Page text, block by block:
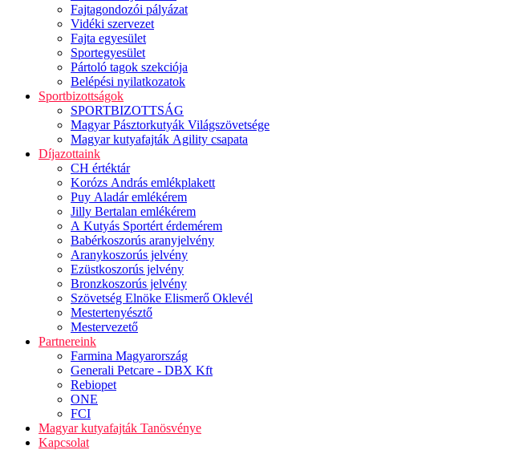
Fajtagondozói pályázat
Vidéki szervezet
Fajta egyesület
Sportegyesület
Pártoló tagok szekciója
Belépési nyilatkozatok
Sportbizottságok
SPORTBIZOTTSÁG
Magyar Pásztorkutyák Világszövetsége
Magyar kutyafajták Agility csapata
Díjazottaink
CH értéktár
Korózs András emlékplakett
Puy Aladár emlékérem
Jilly Bertalan emlékérem
A Kutyás Sportért érdemérem
Babérkoszorús aranyjelvény
Aranykoszorús jelvény
Ezüstkoszorús jelvény
Bronzkoszorús jelvény
Szövetség Elnöke Elismerő Oklevél
Mestertenyésztő
Mestervezető
Partnereink
Farmina Magyarország
Generali Petcare - DBX Kft
Rebiopet
ONE
FCI
Magyar kutyafajták Tanösvénye
Kapcsolat